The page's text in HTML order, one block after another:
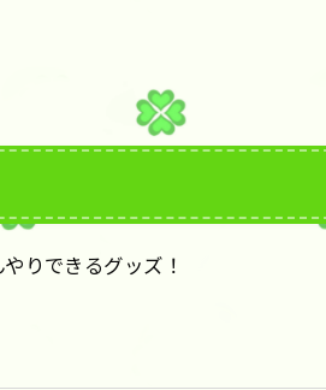
りできるグッズ！